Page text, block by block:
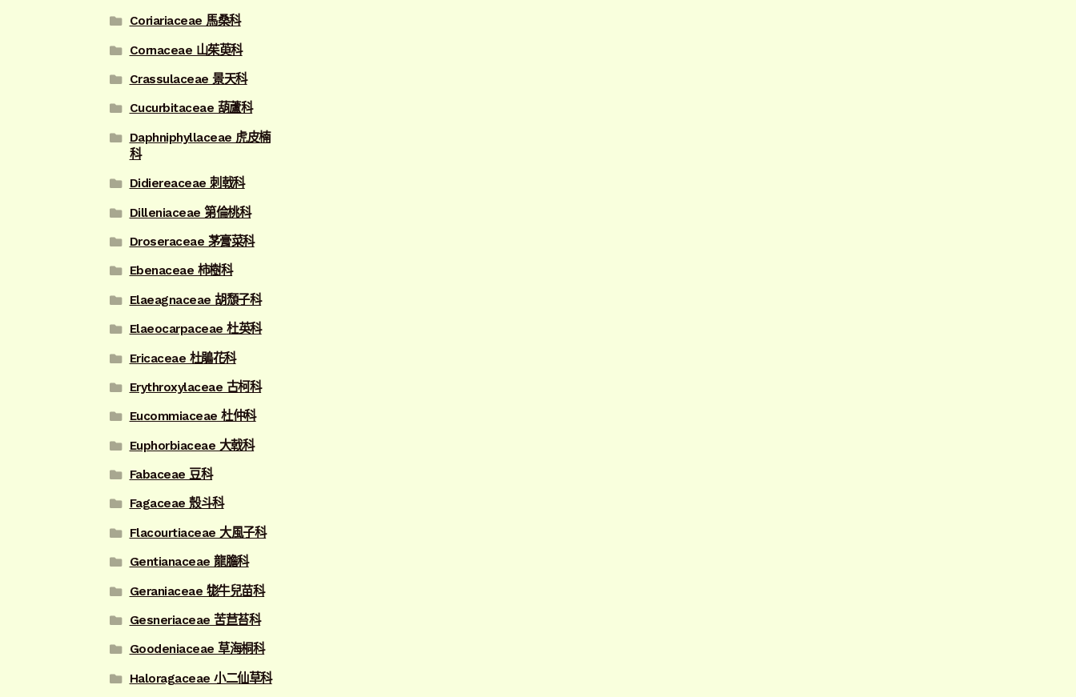
Coriariaceae 馬桑科
Cornaceae 山茱萸科
Crassulaceae 景天科
Cucurbitaceae 葫蘆科
Daphniphyllaceae 虎皮楠
科
Didiereaceae 刺戟科
Dilleniaceae 第倫桃科
Droseraceae 茅膏菜科
Ebenaceae 柿樹科
Elaeagnaceae 胡頹子科
Elaeocarpaceae 杜英科
Ericaceae 杜鵑花科
Erythroxylaceae 古柯科
Eucommiaceae 杜仲科
Euphorbiaceae 大戟科
Fabaceae 豆科
Fagaceae 殼斗科
Flacourtiaceae 大風子科
Gentianaceae 龍膽科
Geraniaceae 牻牛兒苗科
Gesneriaceae 苦苣苔科
Goodeniaceae 草海桐科
Haloragaceae 小二仙草科